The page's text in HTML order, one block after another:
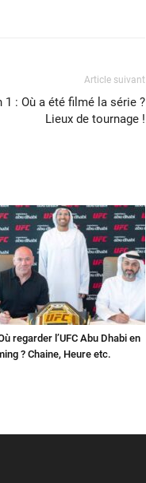
Article suivant
: Où a été filmé la série ?
Lieux de tournage !
regarder l’UFC Abu Dhabi en
? Chaine, Heure etc.